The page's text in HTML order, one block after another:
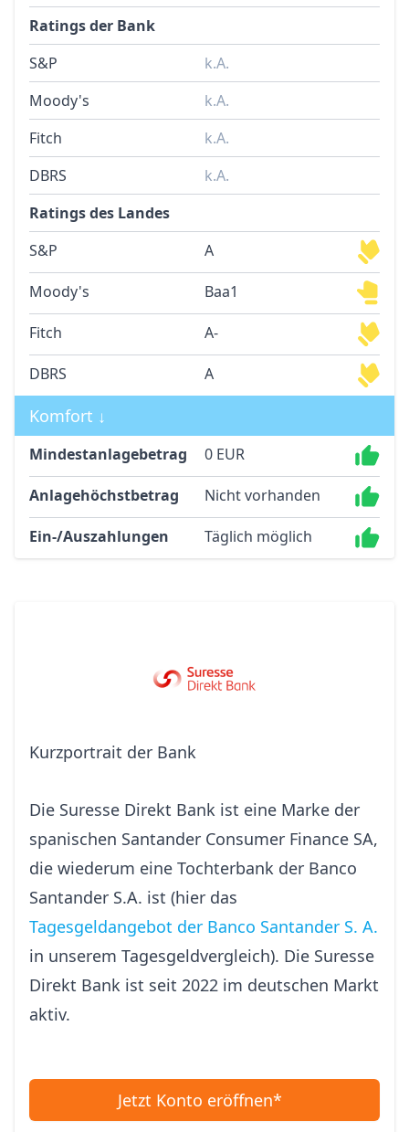
Ratings der Bank
S&P
k.A.
Moody's
k.A.
Fitch
k.A.
DBRS
k.A.
Ratings des Landes
S&P
A
Moody's Baa1
Fitch A-
DBRS A
Komfort ↓
Mindestanlagebetrag 0 EUR
Anlagehöchstbetrag Nicht vorhanden
Ein-/Auszahlungen Täglich möglich
Kurzportrait der Bank
Die Suresse Direkt Bank ist eine Marke der
spanischen Santander Consumer Finance SA,
die wiederum eine Tochterbank der Banco
Santander S.A. ist (hier das
Tagesgeldangebot der Banco Santander S. A.
in unserem Tagesgeldvergleich). Die Suresse
Direkt Bank ist seit 2022 im deutschen Markt
aktiv.
Jetzt Konto eröffnen*